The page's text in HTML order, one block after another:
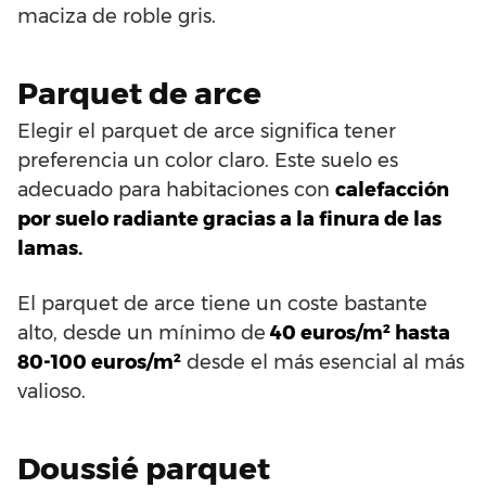
maciza de roble gris.
Parquet de arce
Elegir el parquet de arce significa tener
preferencia un color claro. Este suelo es
adecuado para habitaciones con calefacción
por suelo radiante gracias a la finura de las
lamas.
El parquet de arce tiene un coste bastante
alto, desde un mínimo de 40 euros/m² hasta
80-100 euros/m² desde el más esencial al más
valioso.
Doussié parquet